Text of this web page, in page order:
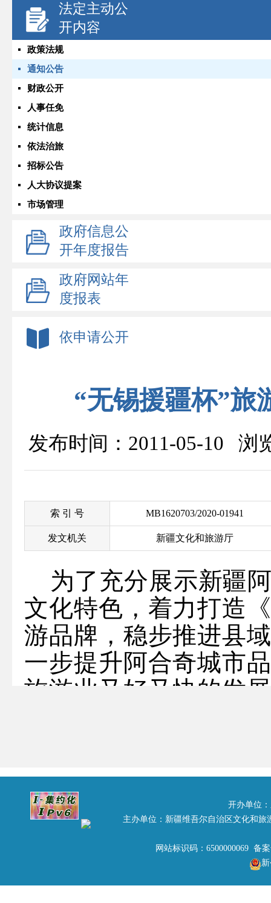
法定主动公
开内容
政策法规
通知公告
财政公开
人事任免
统计信息
依法治旅
招标公告
人大协议提案
市场管理
政府信息公
开年度报告
政府网站年
度报表
依申请公开
“无锡援疆杯”旅
发布时间：2011-05-10 浏
索 引 号 MB1620703/2020-01941
发文机关 新疆文化和旅游厅
为了充分展示新疆
文化特色，着力打造
游品牌，稳步推进县
一步提升阿合奇城市
旅游业又好又快的发
传口号等征集活动。
一、征集内容及要求
（一）旅游宣传口号
每个口号用一至两
开办单位
主办单位：新疆维吾尔自治区文化和
网站标识码：6500000069 备